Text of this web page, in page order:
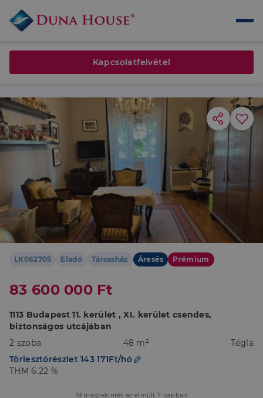
LK062705 Eladó Társasház Áresés Prémium
83 600 000 Ft
1113 Budapest 11. kerület , XI. kerület csendes,
biztonságos utcájában
2 szoba
48 m²
Tégla
Törlesztőrészlet 143 171Ft/hó
THM 6.22 %
19 megtekintés az elmúlt 7 napban
Kapcsolatfelvétel